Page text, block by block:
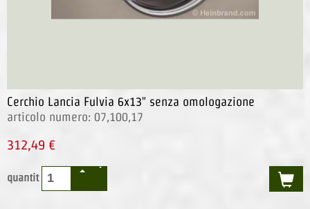
Cerchio Lancia Fulvia 6x13" senza omologazione
articolo numero: 07,100,17
312,49 €
quantit